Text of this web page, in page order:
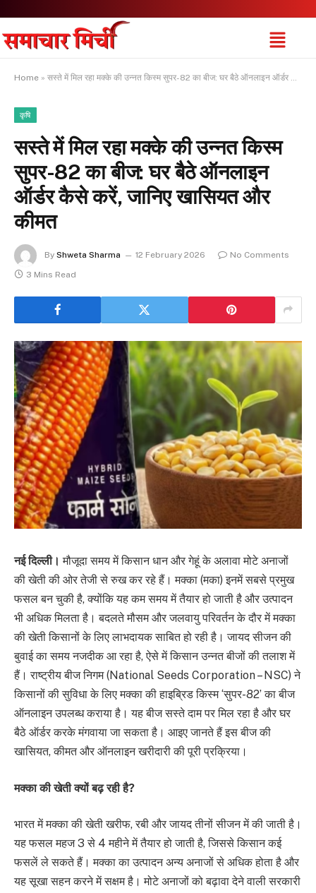
Home » सस्ते में मिल रहा मक्के की उन्नत किस्म सुपर-82 का बीज: घर बैठे ऑनलाइन ऑर्डर कैसे करें, जानिए खासियत और कीमत
कृषि
सस्ते में मिल रहा मक्के की उन्नत किस्म
सुपर-82 का बीज: घर बैठे ऑनलाइन
ऑर्डर कैसे करें, जानिए खासियत और
कीमत
By Shweta Sharma 12 February 2026
No Comments
3 Mins Read
नई दिल्ली। मौजूदा समय में किसान धान और गेहूं के अलावा मोटे अनाजों
की खेती की ओर तेजी से रुख कर रहे हैं। मक्का (मका) इनमें सबसे प्रमुख
फसल बन चुकी है, क्योंकि यह कम समय में तैयार हो जाती है और उत्पादन
भी अधिक मिलता है। बदलते मौसम और जलवायु परिवर्तन के दौर में मक्का
की खेती किसानों के लिए लाभदायक साबित हो रही है। जायद सीजन की
बुवाई का समय नजदीक आ रहा है, ऐसे में किसान उन्नत बीजों की तलाश में
हैं। राष्ट्रीय बीज निगम (National Seeds Corporation – NSC) ने
किसानों की सुविधा के लिए मक्का की हाइब्रिड किस्म ‘सुपर-82’ का बीज
ऑनलाइन उपलब्ध कराया है। यह बीज सस्ते दाम पर मिल रहा है और घर
बैठे ऑर्डर करके मंगवाया जा सकता है। आइए जानते हैं इस बीज की
खासियत, कीमत और ऑनलाइन खरीदारी की पूरी प्रक्रिया।
मक्का की खेती क्यों बढ़ रही है?
भारत में मक्का की खेती खरीफ, रबी और जायद तीनों सीजन में की जाती है।
यह फसल महज 3 से 4 महीने में तैयार हो जाती है, जिससे किसान कई
फसलें ले सकते हैं। मक्का का उत्पादन अन्य अनाजों से अधिक होता है और
यह सूखा सहन करने में सक्षम है। मोटे अनाजों को बढ़ावा देने वाली सरकारी